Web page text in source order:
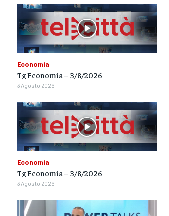
Economia
Tg Economia – 3/8/2026
3 Agosto 2026
Economia
Tg Economia – 3/8/2026
3 Agosto 2026